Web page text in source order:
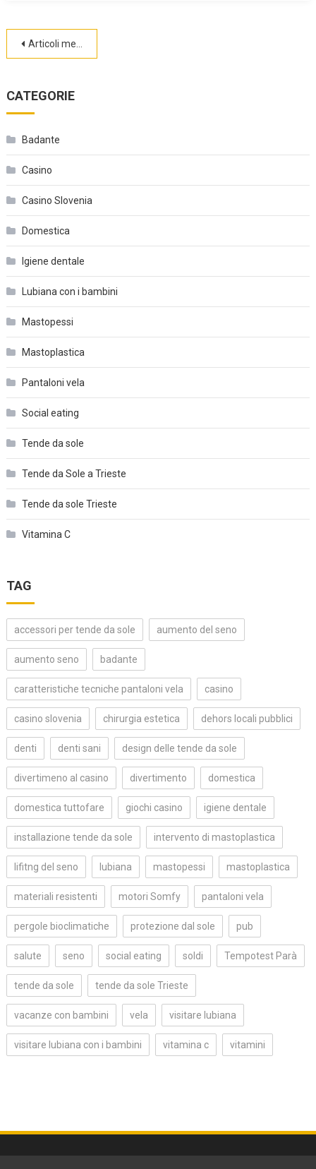
Navigazione
Articoli meno recenti
CATEGORIE
Badante
Casino
Casino Slovenia
Domestica
Igiene dentale
Lubiana con i bambini
Mastopessi
Mastoplastica
Pantaloni vela
Social eating
Tende da sole
Tende da Sole a Trieste
Tende da sole Trieste
Vitamina C
TAG
accessori per tende da sole aumento del seno
aumento seno badante
caratteristiche tecniche pantaloni vela casino
casino slovenia chirurgia estetica dehors locali pubblici
denti denti sani design delle tende da sole
divertimeno al casino divertimento domestica
domestica tuttofare giochi casino igiene dentale
installazione tende da sole intervento di mastoplastica
lifitng del seno lubiana mastopessi mastoplastica
materiali resistenti motori Somfy pantaloni vela
pergole bioclimatiche protezione dal sole pub
salute seno social eating soldi Tempotest Parà
tende da sole tende da sole Trieste
vacanze con bambini vela visitare lubiana
visitare lubiana con i bambini vitamina c vitamini